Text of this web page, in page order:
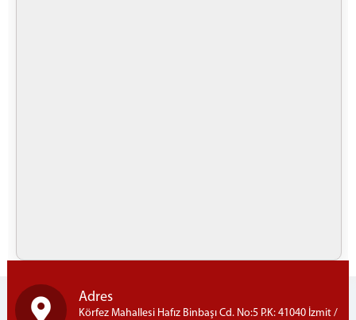
İcra Daireleri Başkanlığı
İcra Daireleri Başkanlığı Faaliyet Raporları
İcra Müdürlükleri
Adres
Körfez Mahallesi Hafız Binbaşı Cd. No:5 P.K: 41040 İzmit /